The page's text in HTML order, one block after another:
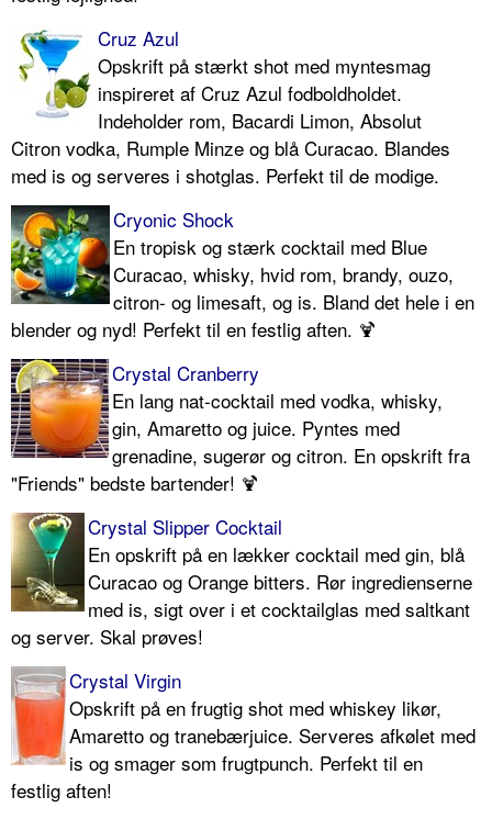
Cruz Azul
Opskrift på stærkt shot med myntesmag
inspireret af Cruz Azul fodboldholdet.
Indeholder rom, Bacardi Limon, Absolut
Citron vodka, Rumple Minze og blå Curacao. Blandes
med is og serveres i shotglas. Perfekt til de modige.
Cryonic Shock
En tropisk og stærk cocktail med Blue
Curacao, whisky, hvid rom, brandy, ouzo,
citron- og limesaft, og is. Bland det hele i en
blender og nyd! Perfekt til en festlig aften. 🍹
Crystal Cranberry
En lang nat-cocktail med vodka, whisky,
gin, Amaretto og juice. Pyntes med
grenadine, sugerør og citron. En opskrift fra
"Friends" bedste bartender! 🍹
Crystal Slipper Cocktail
En opskrift på en lækker cocktail med gin, blå
Curacao og Orange bitters. Rør ingredienserne
med is, sigt over i et cocktailglas med saltkant
og server. Skal prøves!
Crystal Virgin
Opskrift på en frugtig shot med whiskey likør,
Amaretto og tranebærjuice. Serveres afkølet med
is og smager som frugtpunch. Perfekt til en
festlig aften!